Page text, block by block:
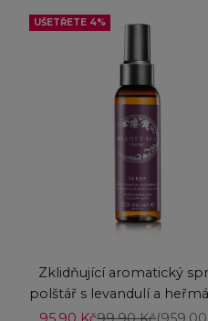
UŠETŘETE 4%
Zklidňující aromatický
polštář s levandulí a
Prodejní cenaBěžná cena